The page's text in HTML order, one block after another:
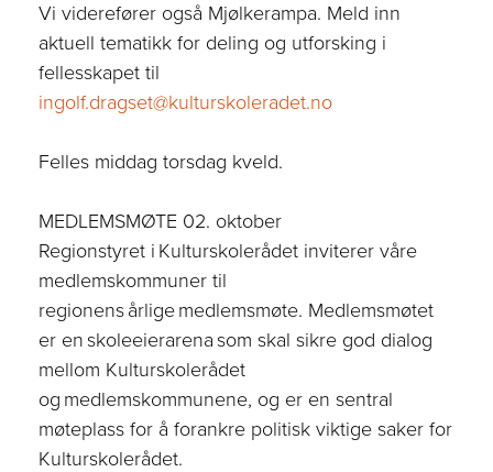
Vi viderefører også Mjølkerampa. Meld inn
aktuell tematikk for deling og utforsking i
fellesskapet til
ingolf.dragset@kulturskoleradet.no
Felles middag torsdag kveld.
MEDLEMSMØTE 02. oktober
Regionstyret i Kulturskolerådet inviterer våre
medlemskommuner til
regionens årlige medlemsmøte. Medlemsmøtet
er en skoleeierarena som skal sikre god dialog
mellom Kulturskolerådet
og medlemskommunene, og er en sentral
møteplass for å forankre politisk viktige saker for
Kulturskolerådet.